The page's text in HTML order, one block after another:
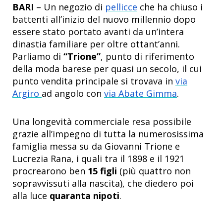
BARI – Un negozio di pellicce che ha chiuso i
battenti all’inizio del nuovo millennio dopo
essere stato portato avanti da un’intera
dinastia familiare per oltre ottant’anni.
Parliamo di “Trione”, punto di riferimento
della moda barese per quasi un secolo, il cui
punto vendita principale si trovava in via
Argiro ad angolo con via Abate Gimma.
Una longevità commerciale resa possibile
grazie all’impegno di tutta la numerosissima
famiglia messa su da Giovanni Trione e
Lucrezia Rana, i quali tra il 1898 e il 1921
procrearono ben 15 figli (più quattro non
sopravvissuti alla nascita), che diedero poi
alla luce quaranta nipoti.